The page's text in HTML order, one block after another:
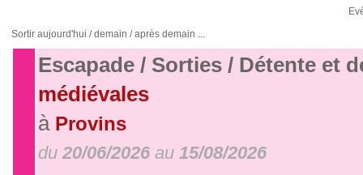
Sortir aujourd'hui / demain / après demain ...
Escapade / Sorties / Détente et
médiévales
à Provins
du 20/06/2026 au 15/08/2026